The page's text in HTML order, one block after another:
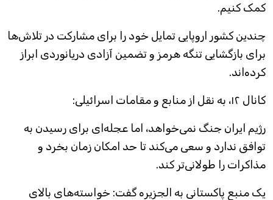
کمک کنیم.
چندین کشور اروپایی تمایل خود را برای مشارکت در تلاش‌ها
برای بازگشایی تنگه هرمز و تضمین آزادی دریانوردی ابراز
کرده‌اند.
کانال ۱۲، به نقل از منابع و مقامات اسرائیلی:
رژیم ایران جنگ نمی‌خواهد، اما عجله‌ای برای رسیدن به
توافق ندارد و سعی می‌کند تا حد امکان زمان بخرد و
مذاکرات را طولانی‌تر کند.
یک منبع پاکستانی به الجزیره گفت: خواسته‌های بالای